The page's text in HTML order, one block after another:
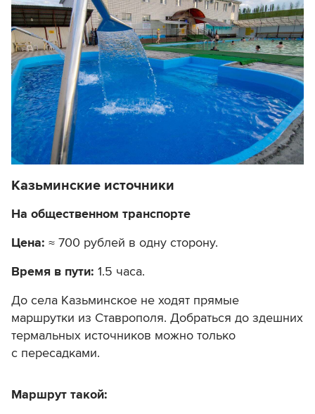
Казьминские источники
На общественном транспорте
Цена: ≈ 700 рублей в одну сторону.
Время в пути: 1.5 часа.
До села Казьминское не ходят прямые
маршрутки из Ставрополя. Добраться до здешних
термальных источников можно только
с пересадками.
Маршрут такой: